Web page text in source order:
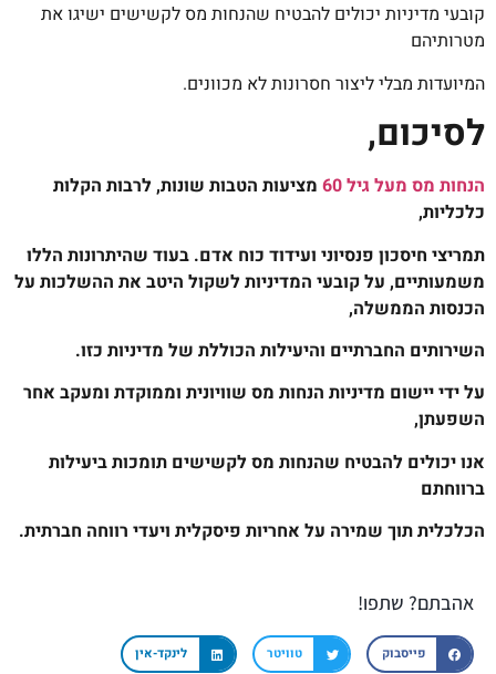
קובעי מדיניות יכולים להבטיח שהנחות מס לקשישים ישיגו את
מטרותיהם
המיועדות מבלי ליצור חסרונות לא מכוונים.
לסיכום,
הנחות מס מעל גיל 60
מציעות הטבות שונות, לרבות הקלות
כלכליות,
תמריצי חיסכון פנסיוני ועידוד כוח אדם. בעוד שהיתרונות הללו
משמעותיים, על קובעי המדיניות לשקול היטב את ההשלכות על
הכנסות הממשלה,
השירותים החברתיים והיעילות הכוללת של מדיניות כזו.
על ידי יישום מדיניות הנחות מס שוויונית וממוקדת ומעקב אחר
השפעתן,
אנו יכולים להבטיח שהנחות מס לקשישים תומכות ביעילות
ברווחתם
הכלכלית תוך שמירה על אחריות פיסקלית ויעדי רווחה חברתית.
אהבתם? שתפו!
פייסבוק טוויטר לינקד-אין